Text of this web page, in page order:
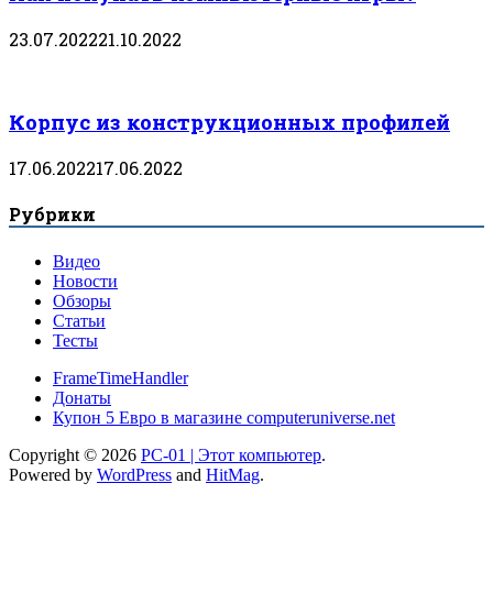
23.07.202221.10.2022
Корпус из конструкционных профилей
17.06.202217.06.2022
Рубрики
Видео
Новости
Обзоры
Статьи
Тесты
FrameTimeHandler
Донаты
Купон 5 Евро в магазине computeruniverse.net
Copyright © 2026 PC-01 | Этот компьютер.
Powered by WordPress and HitMag.